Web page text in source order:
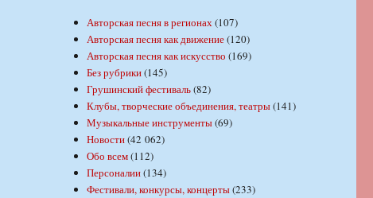
Авторская песня в регионах(107)
Авторская песня как движение(120)
Авторская песня как искусство (169)
Без рубрики(145)
Грушинский фестиваль(82)
Клубы, творческие объединения, театры(141)
Музыкальные инструменты(69)
Новости(42 062)
Обо всем(112)
Персоналии(134)
Фестивали, конкурсы, концерты(233)